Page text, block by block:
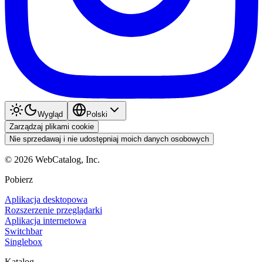
Wygląd
Polski
Zarządzaj plikami cookie
Nie sprzedawaj i nie udostępniaj moich danych osobowych
© 2026 WebCatalog, Inc.
Pobierz
Aplikacja desktopowa
Rozszerzenie przeglądarki
Aplikacja internetowa
Switchbar
Singlebox